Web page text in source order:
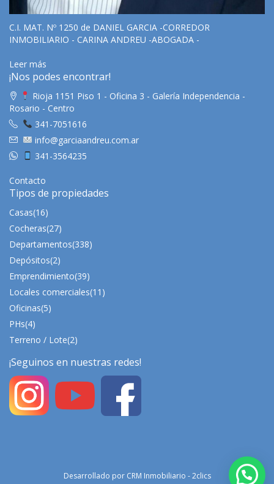
C.I. MAT. Nº 1250 de DANIEL GARCIA -CORREDOR
INMOBILIARIO - CARINA ANDREU -ABOGADA -
Leer más
¡Nos podes encontrar!
Rioja 1151 Piso 1 - Oficina 3 - Galería Independencia -
Rosario - Centro
341-7051616
info@garciaandreu.com.ar
341-3564235
Contacto
Tipos de propiedades
Casas(16)
Cocheras(27)
Departamentos(338)
Depósitos(2)
Emprendimiento(39)
Locales comerciales(11)
Oficinas(5)
PHs(4)
Terreno / Lote(2)
¡Seguinos en nuestras redes!
Desarrollado por CRM Inmobiliario - 2clics